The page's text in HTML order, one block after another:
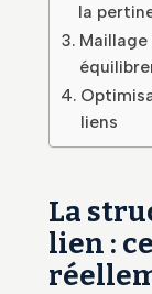
la
liens
La
lien :